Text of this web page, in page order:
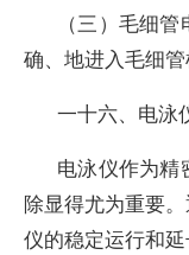
（三）毛细
确、地进入毛细管
一十六、电泳
电泳仪作为精
除显得尤为重要
仪的稳定运行和